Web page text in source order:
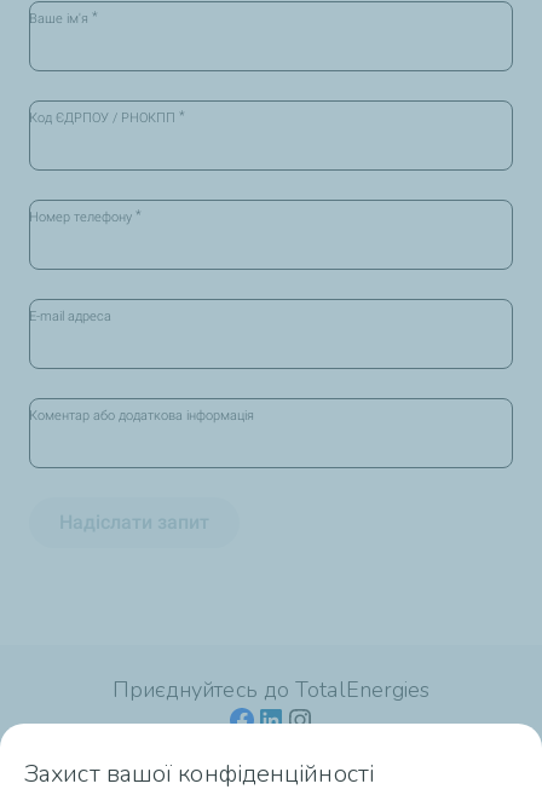
Ваше ім'я *
Код ЄДРПОУ / РНОКПП *
Номер телефону *
E-mail адреса
Коментар або додаткова інформація
Надіслати запит
Приєднуйтесь до TotalEnergies
Захист вашої конфіденційності